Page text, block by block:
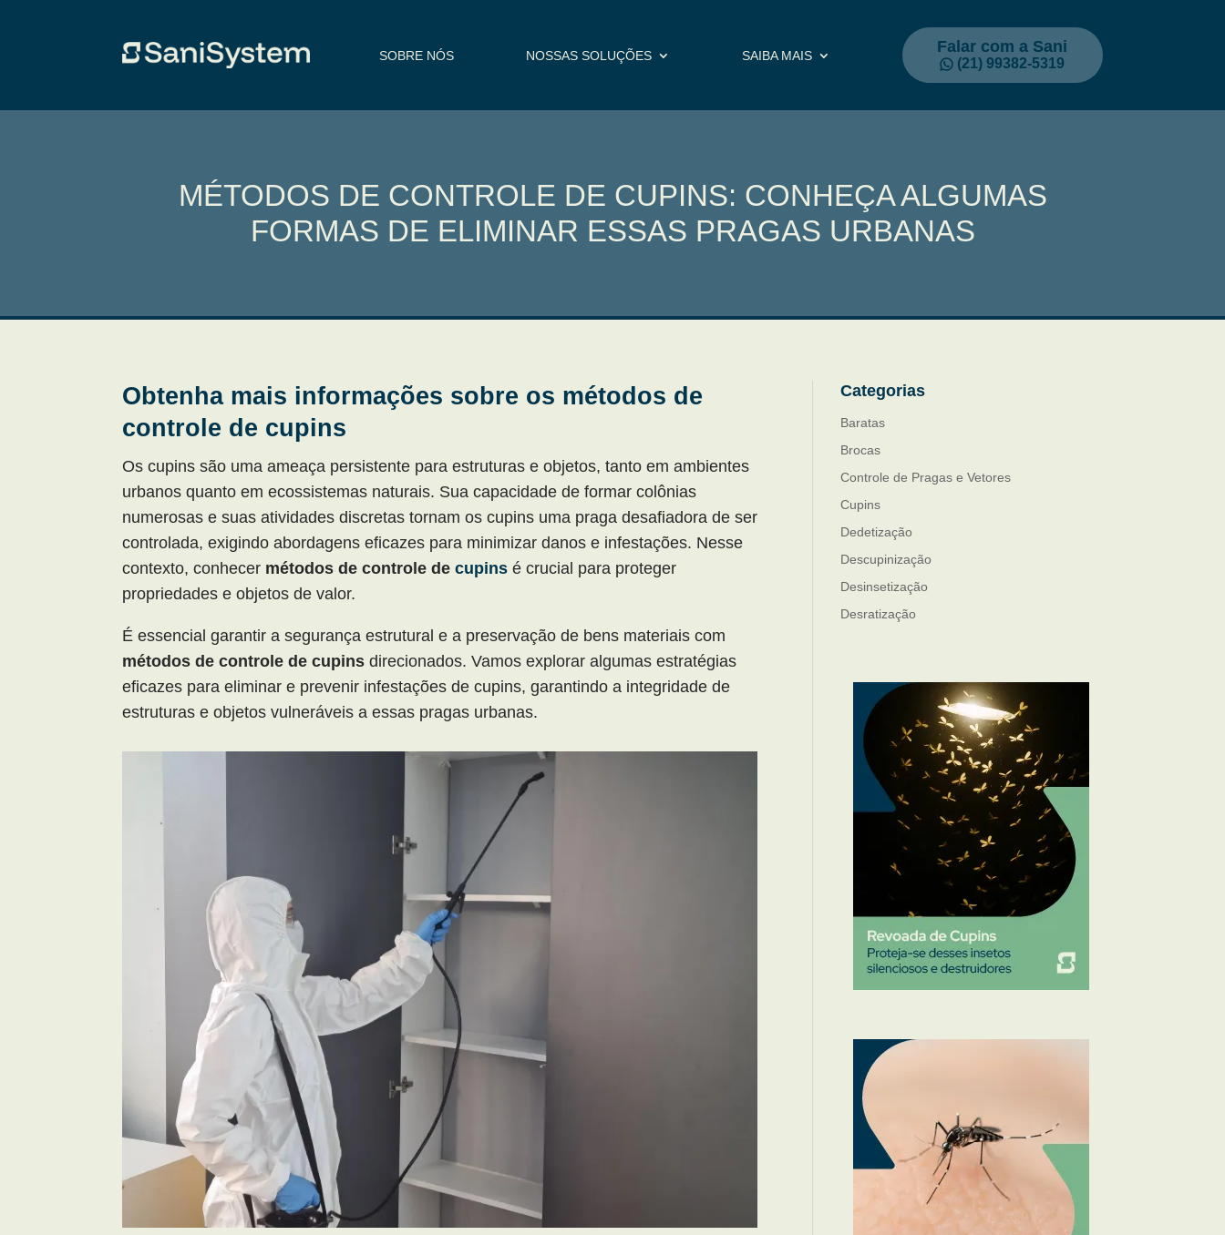
SOBRE NÓS NOSSAS SOLUÇÕES SAIBA MAIS Falar com a Sani
(21) 99382-5319
MÉTODOS DE CONTROLE DE CUPINS: CONHEÇA ALGUMAS
FORMAS DE ELIMINAR ESSAS PRAGAS URBANAS
Obtenha mais informações sobre os métodos de
controle de cupins
Os cupins são uma ameaça persistente para estruturas e objetos, tanto em ambientes
urbanos quanto em ecossistemas naturais. Sua capacidade de formar colônias
numerosas e suas atividades discretas tornam os cupins uma praga desafiadora de ser
controlada, exigindo abordagens eficazes para minimizar danos e infestações. Nesse
contexto, conhecer métodos de controle decupins é crucial para proteger
propriedades e objetos de valor.
É essencial garantir a segurança estrutural e a preservação de bens materiais com
métodos de controle de cupins direcionados. Vamos explorar algumas estratégias
eficazes para eliminar e prevenir infestações de cupins, garantindo a integridade de
estruturas e objetos vulneráveis a essas pragas urbanas.
Categorias
Baratas
Brocas
Controle de Pragas e Vetores
Cupins
Dedetização
Descupinização
Desinsetização
Desratização
Mosquitos
Percevejo de Cama
Pulgas e Carrapatos
Ratos
Sanitização